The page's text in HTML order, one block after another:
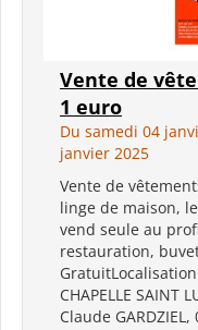
Vente de
1 euro
Du samedi 04
janvier 2025
Vente de
linge de maison,
vend seule au
restauration,
CHAPELLE SAINT
Claude GARDZIEL,